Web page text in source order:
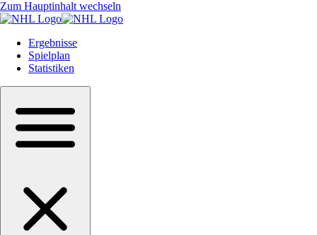
Zum Hauptinhalt wechseln
Ergebnisse
Spielplan
Statistiken